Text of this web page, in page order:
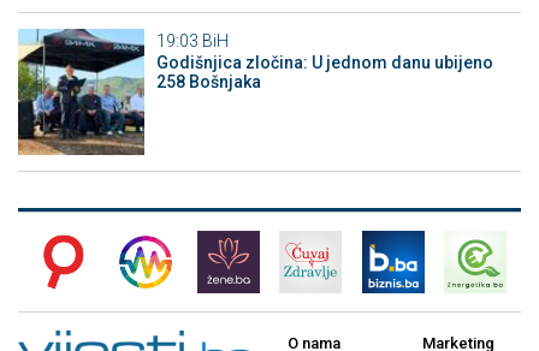
19:03 BiH
Godišnjica zločina: U jednom danu ubijeno
258 Bošnjaka
O nama Marketing